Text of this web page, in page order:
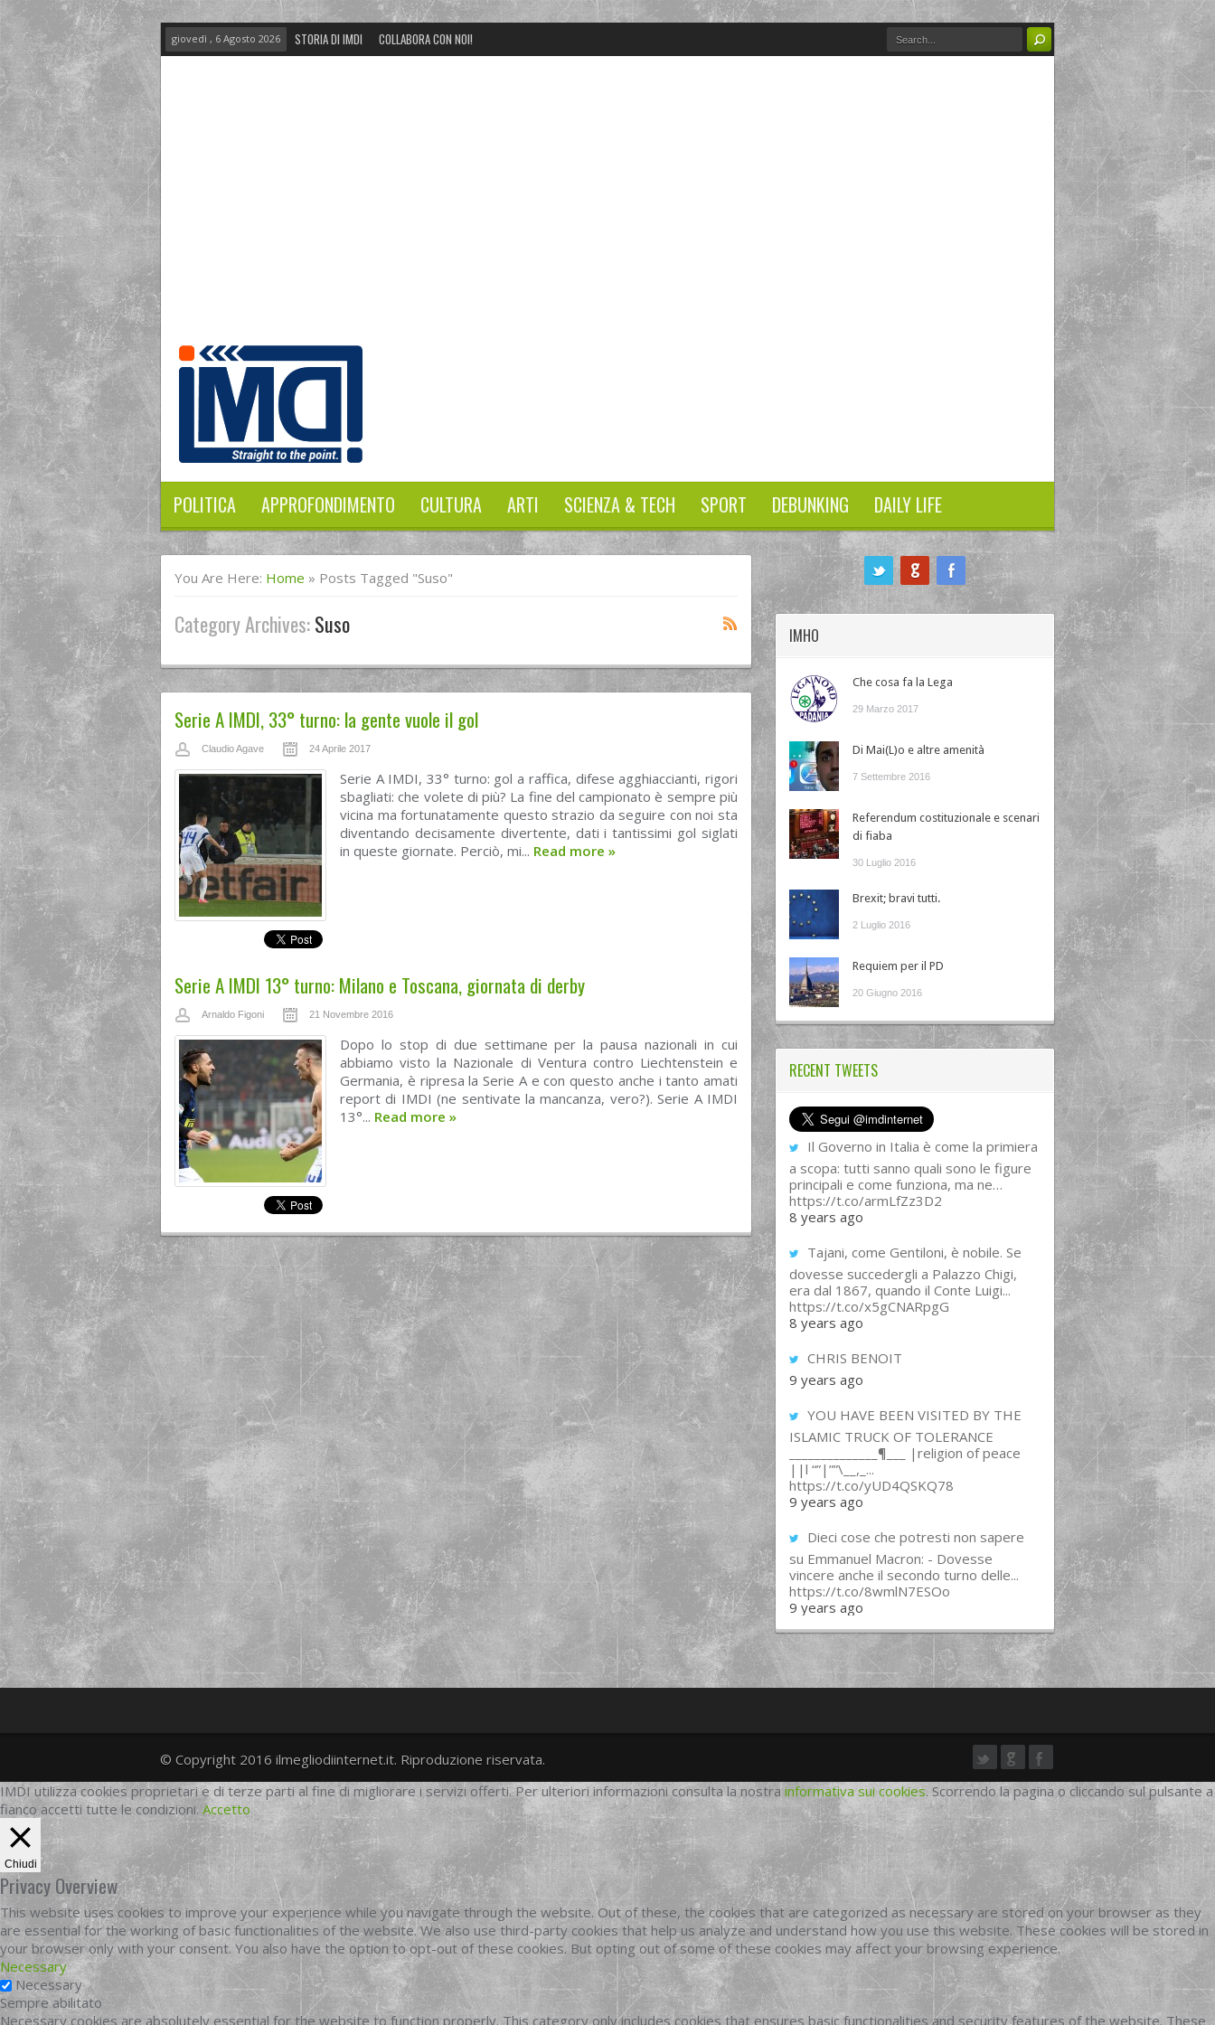
giovedì , 6 Agosto 2026 STORIA DI IMDI COLLABORA CON NOI!
POLITICA APPROFONDIMENTO CULTURA ARTI SCIENZA & TECH SPORT DEBUNKING DAILY LIFE
You Are Here: Home » Posts Tagged "Suso"
Category Archives:Suso
Serie A IMDI, 33° turno: la gente vuole il gol
Claudio Agave 24 Aprile 2017
Serie A IMDI, 33° turno: gol a raffica, difese agghiaccianti, rigori
sbagliati: che volete di più? La fine del campionato è sempre più
vicina ma fortunatamente questo strazio da seguire con noi sta
diventando decisamente divertente, dati i tantissimi gol siglati
in queste giornate. Perciò, mi... Read more »
Serie A IMDI 13° turno: Milano e Toscana, giornata di derby
Arnaldo Figoni 21 Novembre 2016
Dopo lo stop di due settimane per la pausa nazionali in cui
abbiamo visto la Nazionale di Ventura contro Liechtenstein e
Germania, è ripresa la Serie A e con questo anche i tanto amati
report di IMDI (ne sentivate la mancanza, vero?). Serie A IMDI
13°... Read more »
IMHO
Che cosa fa la Lega
29 Marzo 2017
Di Mai(L)o e altre amenità
7 Settembre 2016
Referendum costituzionale e scenari
di fiaba
30 Luglio 2016
Brexit; bravi tutti.
2 Luglio 2016
Requiem per il PD
20 Giugno 2016
RECENT TWEETS
Il Governo in Italia è come la primiera
a scopa: tutti sanno quali sono le figure
principali e come funziona, ma ne…
https://t.co/armLfZz3D2
8 years ago
Tajani, come Gentiloni, è nobile. Se
dovesse succedergli a Palazzo Chigi,
era dal 1867, quando il Conte Luigi...
https://t.co/x5gCNARpgG
8 years ago
CHRIS BENOIT
9 years ago
YOU HAVE BEEN VISITED BY THE
ISLAMIC TRUCK OF TOLERANCE
______________¶___ |religion of peace
||l “”|””\__,_...
https://t.co/yUD4QSKQ78
9 years ago
Dieci cose che potresti non sapere
su Emmanuel Macron: - Dovesse
vincere anche il secondo turno delle...
https://t.co/8wmlN7ESOo
9 years ago
twittergoogleplus
facebook
© Copyright 2016 ilmegliodiinternet.it. Riproduzione riservata.
IMDI utilizza cookies proprietari e di terze parti al fine di migliorare i servizi offerti. Per ulteriori informazioni consulta la nostra informativa sui cookies. Scorrendo la pagina o cliccando sul pulsante a
fianco accetti tutte le condizioni. Accetto
Chiudi
Privacy Overview
This website uses cookies to improve your experience while you navigate through the website. Out of these, the cookies that are categorized as necessary are stored on your browser as they
are essential for the working of basic functionalities of the website. We also use third-party cookies that help us analyze and understand how you use this website. These cookies will be stored in
your browser only with your consent. You also have the option to opt-out of these cookies. But opting out of some of these cookies may affect your browsing experience.
Necessary
Necessary
Sempre abilitato
Necessary cookies are absolutely essential for the website to function properly. This category only includes cookies that ensures basic functionalities and security features of the website. These